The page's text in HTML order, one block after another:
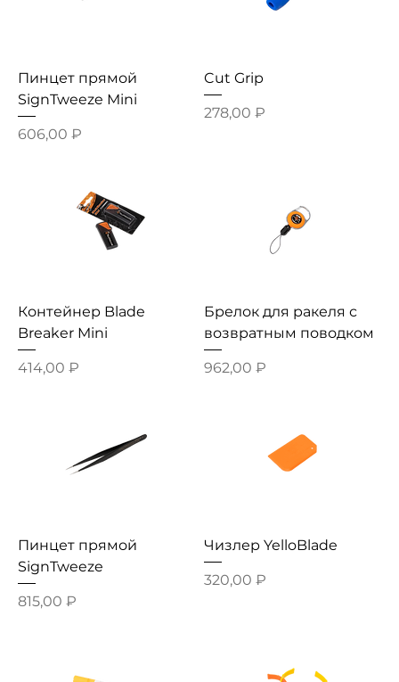
Пинцет прямой
SignTweeze Mini
Цена
606,00 ₽
Cut Grip
Цена
278,00 ₽
Контейнер Blade
Breaker Mini
Цена
414,00 ₽
Брелок для ракеля с
возвратным поводком
Цена
962,00 ₽
Пинцет прямой
SignTweeze
Цена
815,00 ₽
Чизлер YelloBlade
Цена
320,00 ₽